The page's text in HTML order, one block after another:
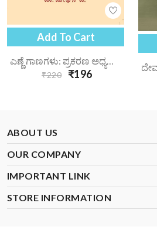
Add To Cart
ಎಣ್ಣೆ ಗಾಣಗಳು: ಪ್ರಕರಣ ಅಧ್ಯಯನ | Enne Gaanagalu Prakarana Adhyayana
₹220 ₹196
ABOUT US
OUR COMPANY
IMPORTANT LINK
STORE INFORMATION